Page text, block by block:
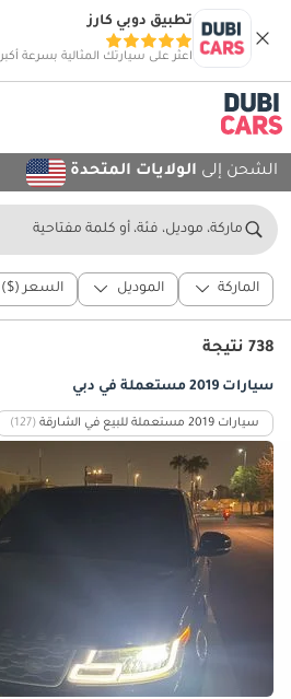
تطبيق دوبي كارز
اعثر على سيارتك المثالية بسرعة أكبر
الشحن إلى الولايات المتحدة
ماركة، موديل، فئة، أو كلمة مفتاحية
الماركة الموديل السعر ($)
738 نتيجة
سيارات 2019 مستعملة في دبي
سيارات 2019 مستعملة للبيع في الشارقة (127)